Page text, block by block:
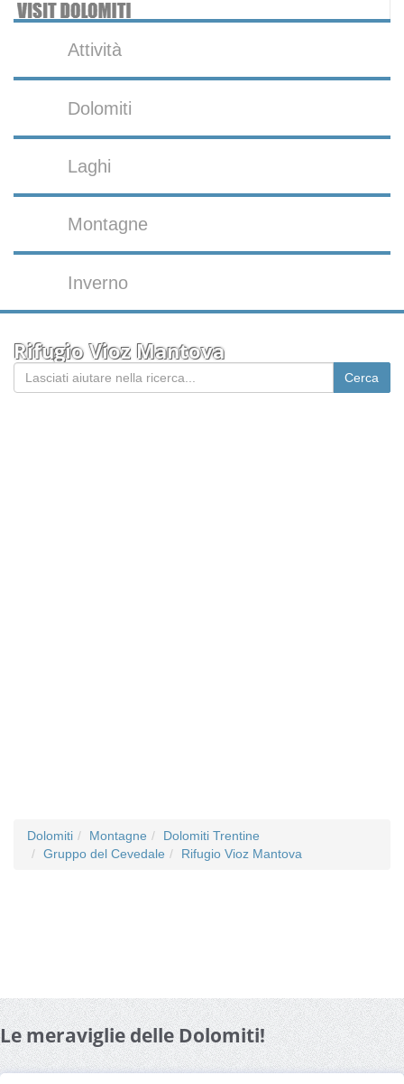
Attività
Dolomiti
Laghi
Montagne
Inverno
Rifugio Vioz Mantova
Dolomiti Montagne
Dolomiti Trentine
Gruppo del Cevedale
Rifugio Vioz Mantova
Le meraviglie delle Dolomiti!